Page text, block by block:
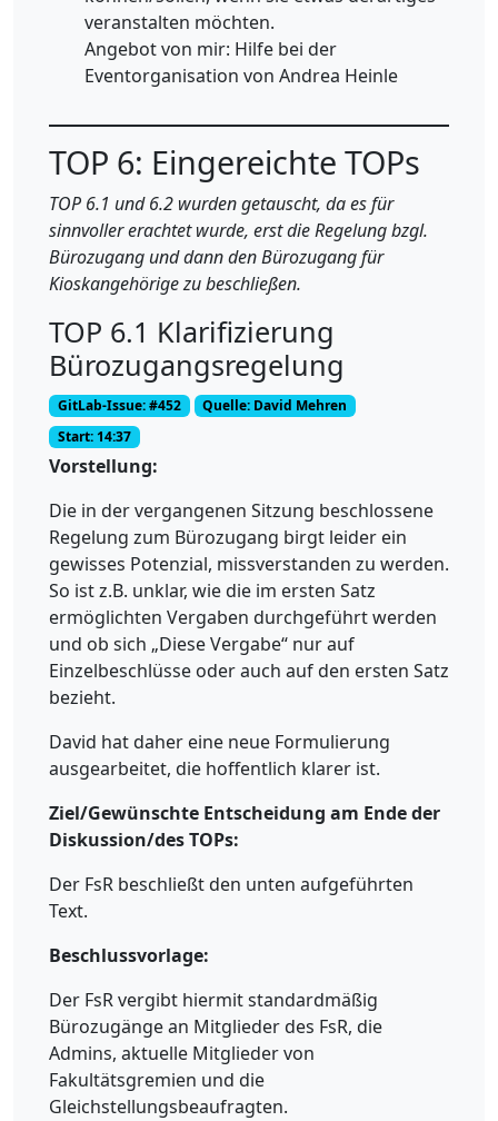
veranstalten möchten.
Angebot von mir: Hilfe bei der
Eventorganisation von Andrea Heinle
TOP 6: Eingereichte TOPs
TOP 6.1 und 6.2 wurden getauscht, da es für
sinnvoller erachtet wurde, erst die Regelung bzgl.
Bürozugang und dann den Bürozugang für
Kioskangehörige zu beschließen.
TOP 6.1 Klarifizierung
Bürozugangsregelung
GitLab-Issue: #452
Quelle: David Mehren
Start: 14:37
Vorstellung:
Die in der vergangenen Sitzung beschlossene
Regelung zum Bürozugang birgt leider ein
gewisses Potenzial, missverstanden zu werden.
So ist z.B. unklar, wie die im ersten Satz
ermöglichten Vergaben durchgeführt werden
und ob sich „Diese Vergabe“ nur auf
Einzelbeschlüsse oder auch auf den ersten Satz
bezieht.
David hat daher eine neue Formulierung
ausgearbeitet, die hoffentlich klarer ist.
Ziel/Gewünschte Entscheidung am Ende der
Diskussion/des TOPs:
Der FsR beschließt den unten aufgeführten
Text.
Beschlussvorlage:
Der FsR vergibt hiermit standardmäßig
Bürozugänge an Mitglieder des FsR, die
Admins, aktuelle Mitglieder von
Fakultätsgremien und die
Gleichstellungsbeaufragten.